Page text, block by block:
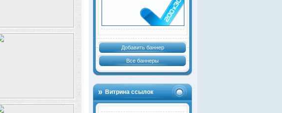
Добавить баннер
Все баннеры
Витрина ссылок